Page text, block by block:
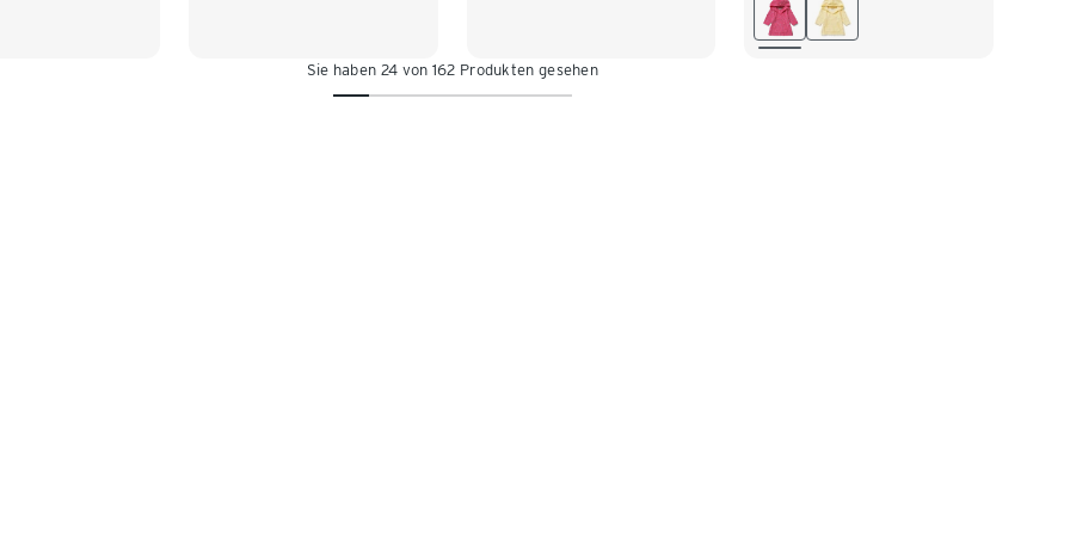
98/104
Sie haben 24 von 162 Produkten gesehen